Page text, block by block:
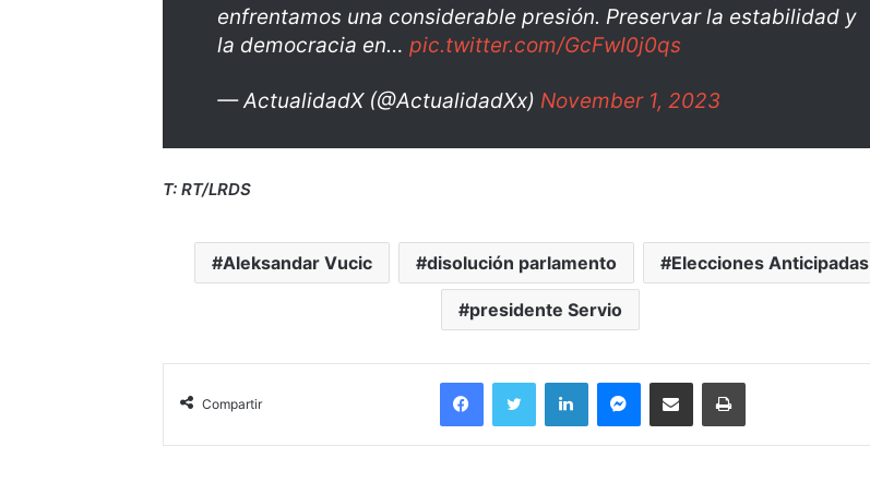
enfrentamos una considerable presión. Preservar la estabilidad y
la democracia en…pic.twitter.com/GcFwI0j0qs
— ActualidadX (@ActualidadXx) November 1, 2023
T: RT/LRDS
Aleksandar Vucic disolución parlamento Elecciones Anticipadas
presidente Servio
Compartir
FacebookTwitter LinkedInMessengerCompartir por correo electrónicoImprimir